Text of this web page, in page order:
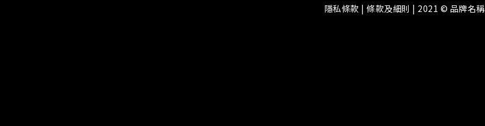
隱私條款 | 條款及細則 | 2021 © 品牌名稱